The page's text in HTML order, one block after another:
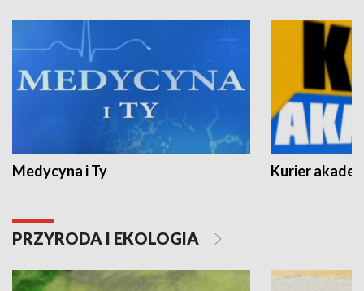
Medycyna i Ty Kurier
PRZYRODA I EKOLOGIA